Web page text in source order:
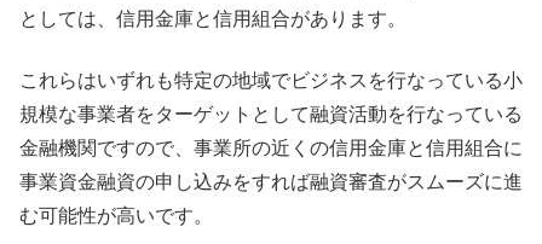
としては、信用金庫と信用組合があります。
これらはいずれも特定の地域でビジネスを行なっている小
規模な事業者をターゲットとして融資活動を行なっている
金融機関ですので、事業所の近くの信用金庫と信用組合に
事業資金融資の申し込みをすれば融資審査がスムーズに進
む可能性が高いです。